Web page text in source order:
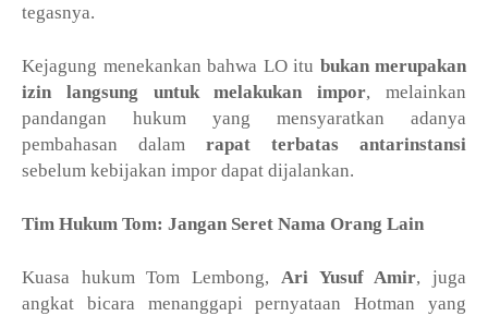
tegasnya.
Kejagung menekankan bahwa LO itu bukan merupakan
izin langsung untuk melakukan impor, melainkan
pandangan hukum yang mensyaratkan adanya
pembahasan dalam rapat terbatas antarinstansi
sebelum kebijakan impor dapat dijalankan.
Tim Hukum Tom: Jangan Seret Nama Orang Lain
Kuasa hukum Tom Lembong, Ari Yusuf Amir, juga
angkat bicara menanggapi pernyataan Hotman yang